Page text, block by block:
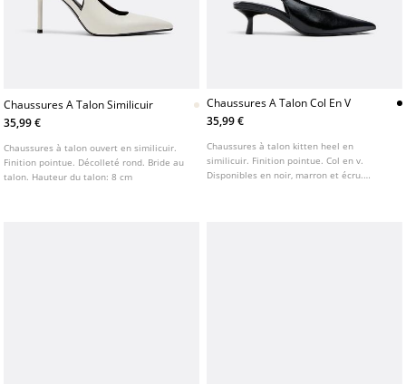
Chaussures A Talon Similicuir
35,99 €
Chaussures à talon ouvert en similicuir.
Finition pointue. Décolleté rond. Bride au
talon. Hauteur du talon: 8 cm
Chaussures A Talon Col En V
35,99 €
Chaussures à talon kitten heel en
similicuir. Finition pointue. Col en v.
Disponibles en noir, marron et écru.